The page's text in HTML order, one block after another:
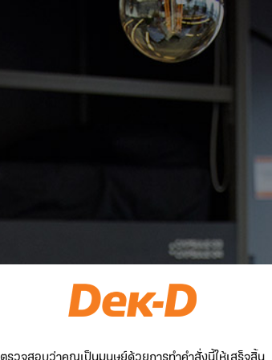
ตรวจสอบว่าคุณเป็นมนุษย์ด้วยการทำคำสั่งนี้ให้เสร็จสิ้น